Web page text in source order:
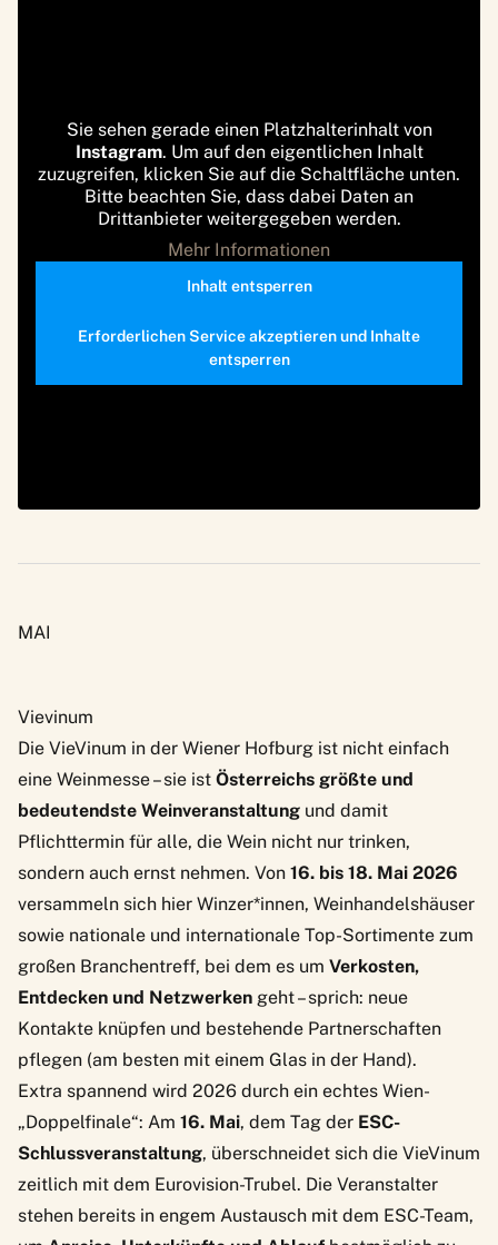
Sie sehen gerade einen Platzhalterinhalt von
Instagram. Um auf den eigentlichen Inhalt
zuzugreifen, klicken Sie auf die Schaltfläche unten.
Bitte beachten Sie, dass dabei Daten an
Drittanbieter weitergegeben werden.
Mehr Informationen
Inhalt entsperren
Erforderlichen Service akzeptieren und Inhalte
entsperren
MAI
Vievinum
Die VieVinum in der Wiener Hofburg ist nicht einfach
eine Weinmesse – sie ist Österreichs größte und
bedeutendste Weinveranstaltung und damit
Pflichttermin für alle, die Wein nicht nur trinken,
sondern auch ernst nehmen. Von 16. bis 18. Mai 2026
versammeln sich hier Winzer*innen, Weinhandelshäuser
sowie nationale und internationale Top-Sortimente zum
großen Branchentreff, bei dem es um Verkosten,
Entdecken und Netzwerken geht – sprich: neue
Kontakte knüpfen und bestehende Partnerschaften
pflegen (am besten mit einem Glas in der Hand).
Extra spannend wird 2026 durch ein echtes Wien-
„Doppelfinale“: Am 16. Mai, dem Tag der ESC-
Schlussveranstaltung, überschneidet sich die VieVinum
zeitlich mit dem Eurovision-Trubel. Die Veranstalter
stehen bereits in engem Austausch mit dem ESC-Team,